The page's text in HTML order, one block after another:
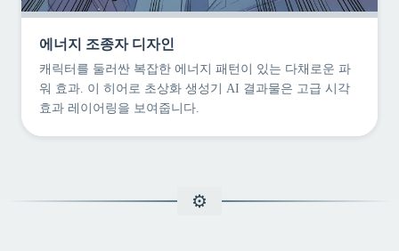
에너지 조종자 디자인
캐릭터를 둘러싼 복잡한 에너지 패턴이 있는 다채로운 파
워 효과. 이 히어로 초상화 생성기 AI 결과물은 고급 시각
효과 레이어링을 보여줍니다.